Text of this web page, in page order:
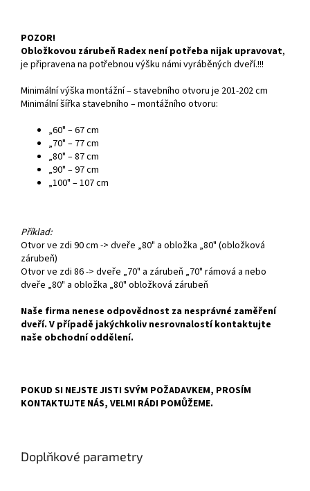
POZOR!
Obložkovou zárubeň Radex není potřeba nijak upravovat,
je připravena na potřebnou výšku námi vyráběných dveří.!!!
Minimální výška montážní – stavebního otvoru je 201-202 cm
Minimální šířka stavebního – montážního otvoru:
„60" – 67 cm
„70" – 77 cm
„80" – 87 cm
„90" – 97 cm
„100" – 107 cm
Příklad:
Otvor ve zdi 90 cm -> dveře „80" a obložka „80" (obložková
zárubeň)
Otvor ve zdi 86 -> dveře „70" a zárubeň „70" rámová a nebo
dveře „80" a obložka „80" obložková zárubeň
Naše firma nenese odpovědnost za nesprávné zaměření
dveří. V případě jakýchkoliv nesrovnalostí kontaktujte
naše obchodní oddělení.
POKUD SI NEJSTE JISTI SVÝM POŽADAVKEM, PROSÍM
KONTAKTUJTE NÁS, VELMI RÁDI POMŮŽEME.
Doplňkové parametry